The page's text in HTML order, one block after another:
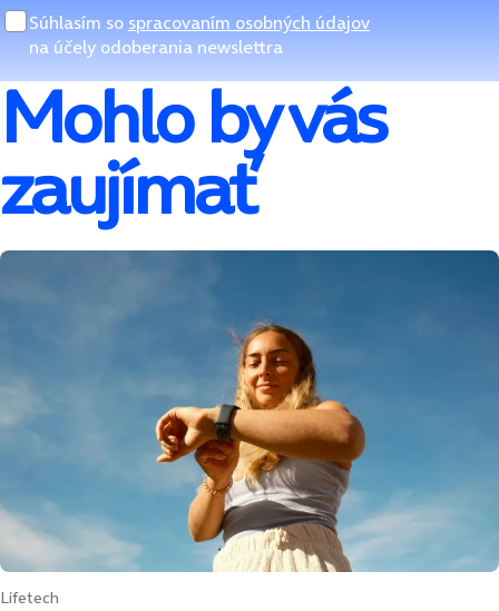
Súhlasím so spracovaním osobných údajov
na účely odoberania newslettra
Mohlo by vás
zaujímať
Lifetech